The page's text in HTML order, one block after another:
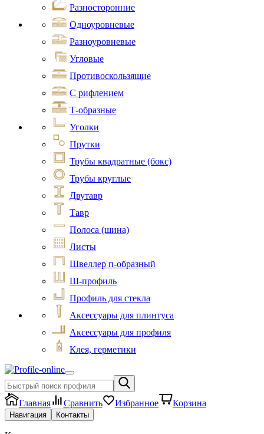
Разносторонние
Одноуровневые
Разноуровневые
Угловые
Противоскользящие
С рифлением
Т-образные
Уголки
Прутки
Трубы квадратные (бокс)
Трубы круглые
Двутавр
Тавр
Полоса (шина)
Листы
Швеллер п-образный
Ш-профиль
Профиль для стекла
Аксессуары для плинтуса
Аксессуары для профиля
Клея, герметики
Главная Сравнить Избранное Корзина
Навигация Контакты